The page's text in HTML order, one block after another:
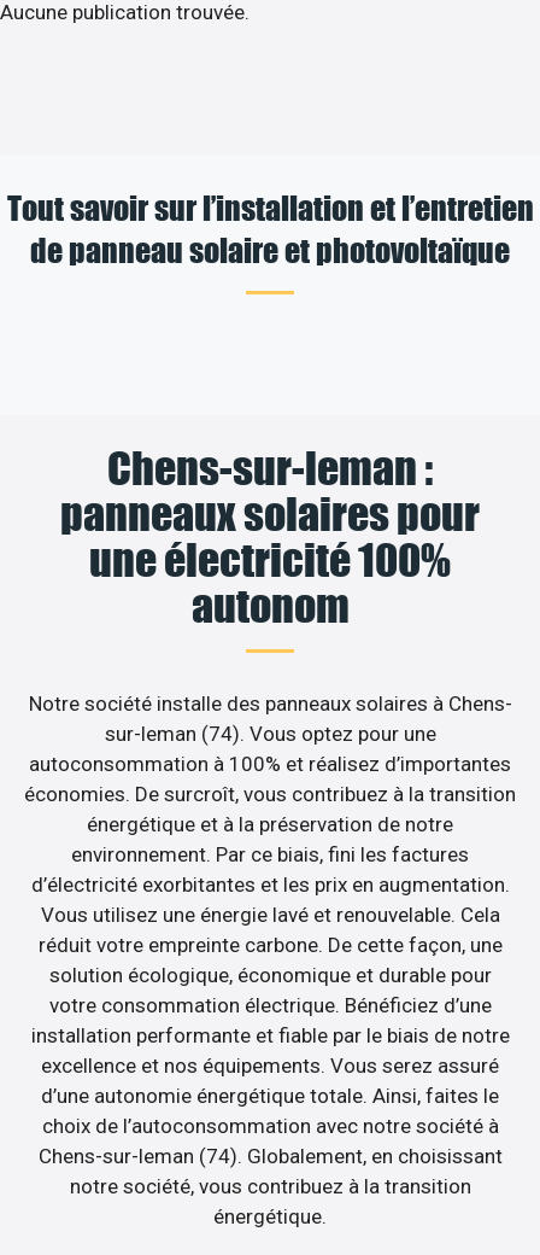
Aucune publication trouvée.
Tout savoir sur l’installation et l’entretien
de panneau solaire et photovoltaïque
Chens-sur-leman :
panneaux solaires pour
une électricité 100%
autonom
Notre société installe des panneaux solaires à Chens-
sur-leman (74). Vous optez pour une
autoconsommation à 100% et réalisez d’importantes
économies. De surcroît, vous contribuez à la transition
énergétique et à la préservation de notre
environnement. Par ce biais, fini les factures
d’électricité exorbitantes et les prix en augmentation.
Vous utilisez une énergie lavé et renouvelable. Cela
réduit votre empreinte carbone. De cette façon, une
solution écologique, économique et durable pour
votre consommation électrique. Bénéficiez d’une
installation performante et fiable par le biais de notre
excellence et nos équipements. Vous serez assuré
d’une autonomie énergétique totale. Ainsi, faites le
choix de l’autoconsommation avec notre société à
Chens-sur-leman (74). Globalement, en choisissant
notre société, vous contribuez à la transition
énergétique.